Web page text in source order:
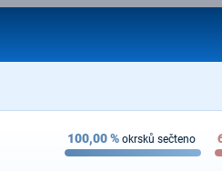
100,00% okrsků sečteno